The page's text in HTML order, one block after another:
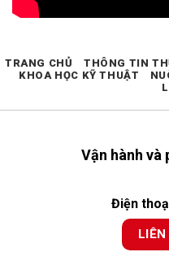
Vận hành và
Điện
TRANG CHỦ THÔNG TIN
KHOA HỌC KỸ THUẬT